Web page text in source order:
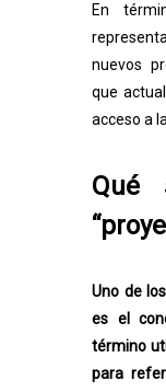
En
nuevos
que
acceso a
Qué
Uno de
es el
término
para